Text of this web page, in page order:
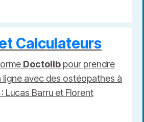
Calculateurs
Doctolib pour prendre
ligne avec des ostéopathes à
Lucas Barru et Florent